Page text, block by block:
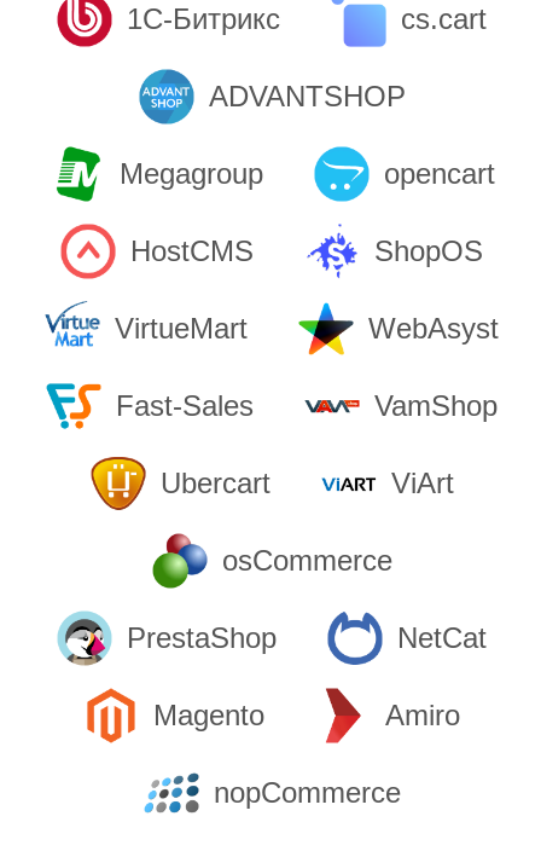
1С-Битрикс cs.cart
ADVANTSHOP
Megagroup opencart
HostCMS ShopOS
VirtueMart WebAsyst
Fast-Sales VamShop
Ubercart ViArt
osCommerce
PrestaShop NetCat
Magento Amiro
nopCommerce